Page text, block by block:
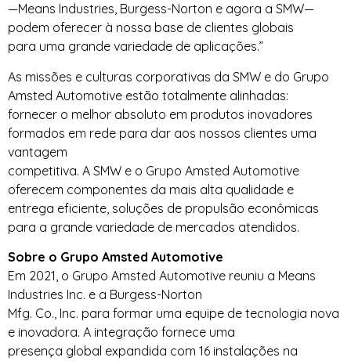
—Means Industries, Burgess-Norton e agora a SMW—
podem oferecer à nossa base de clientes globais
para uma grande variedade de aplicações.”
As missões e culturas corporativas da SMW e do Grupo
Amsted Automotive estão totalmente alinhadas:
fornecer o melhor absoluto em produtos inovadores
formados em rede para dar aos nossos clientes uma
vantagem
competitiva. A SMW e o Grupo Amsted Automotive
oferecem componentes da mais alta qualidade e
entrega eficiente, soluções de propulsão econômicas
para a grande variedade de mercados atendidos.
Sobre o Grupo Amsted Automotive
Em 2021, o Grupo Amsted Automotive reuniu a Means
Industries Inc. e a Burgess-Norton
Mfg. Co., Inc. para formar uma equipe de tecnologia nova
e inovadora. A integração fornece uma
presença global expandida com 16 instalações na